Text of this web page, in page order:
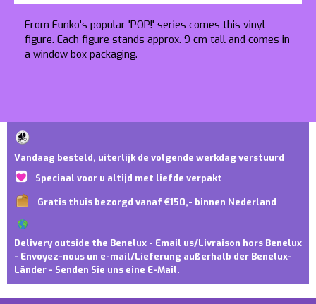
From Funko's popular 'POP!' series comes this vinyl
figure. Each figure stands approx. 9 cm tall and comes in
a window box packaging.
Vandaag besteld, uiterlijk de volgende werkdag verstuurd
Speciaal voor u altijd met liefde verpakt
Gratis thuis bezorgd vanaf €150,- binnen Nederland
Delivery outside the Benelux - Email us/Livraison hors Benelux
- Envoyez-nous un e-mail/Lieferung außerhalb der Benelux-
Länder - Senden Sie uns eine E-Mail.